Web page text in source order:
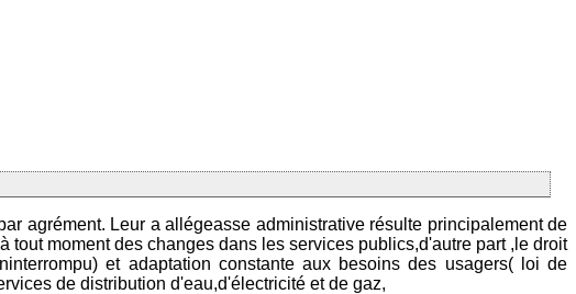
agrément. Leur a allégeasse administrative résulte principalement de
moment des changes dans les services publics,d'autre part ,le droit
et adaptation constante aux besoins des usagers( loi de
de distribution d'eau,d'électricité et de gaz,